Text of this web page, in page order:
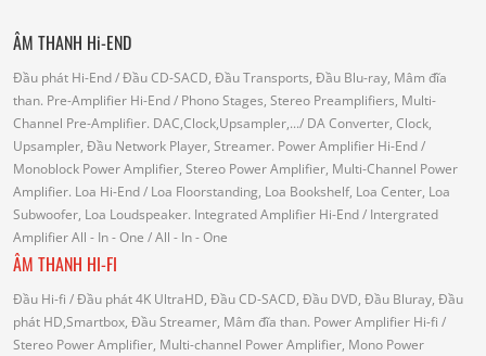
ÂM THANH Hi-END
Đầu phát Hi-End/ Đầu CD-SACD, Đầu Transports, Đầu Blu-ray, Mâm đĩa
than. Pre-Amplifier Hi-End/ Phono Stages, Stereo Preamplifiers, Multi-
Channel Pre-Amplifier. DAC,Clock,Upsampler,.../ DA Converter, Clock,
Upsampler, Đầu Network Player, Streamer. Power Amplifier Hi-End/
Monoblock Power Amplifier, Stereo Power Amplifier, Multi-Channel Power
Amplifier. Loa Hi-End/ Loa Floorstanding, Loa Bookshelf, Loa Center, Loa
Subwoofer, Loa Loudspeaker. Integrated Amplifier Hi-End/ Intergrated
AmplifierAll - In - One / All - In - One
ÂM THANH HI-FI
Đầu Hi-fi / Đầu phát 4K UltraHD, Đầu CD-SACD, Đầu DVD, Đầu Bluray, Đầu
phát HD,Smartbox, Đầu Streamer, Mâm đĩa than. Power Amplifier Hi-fi /
Stereo Power Amplifier, Multi-channel Power Amplifier, Mono Power